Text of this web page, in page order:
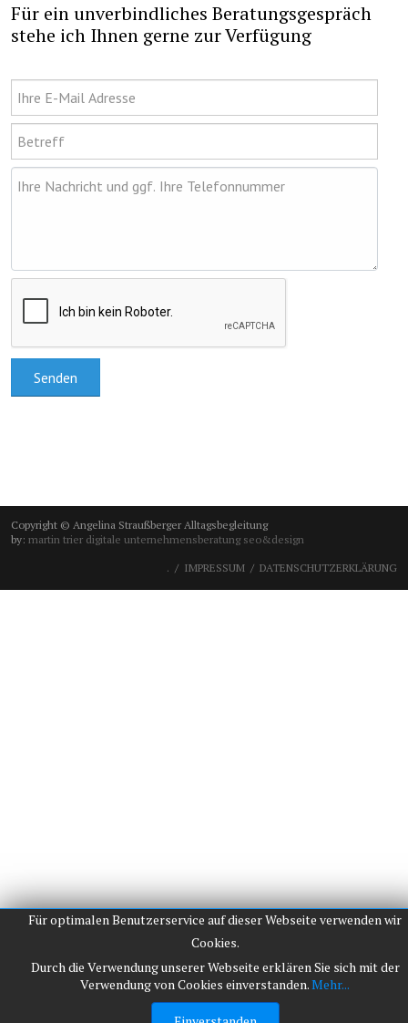
Für ein unverbindliches Beratungsgespräch
stehe ich Ihnen gerne zur Verfügung
Copyright © Angelina Straußberger Alltagsbegleitung
by: martin trier digitale unternehmensberatung seo&design
. IMPRESSUM DATENSCHUTZERKLÄRUNG
Für optimalen Benutzerservice auf dieser Webseite verwenden wir
Cookies.
Durch die Verwendung unserer Webseite erklären Sie sich mit der
Verwendung von Cookies einverstanden.Mehr...